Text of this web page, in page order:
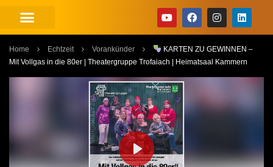
Home Echtzeit Vorankünder
KARTEN ZU GEWINNEN –
Mit Vollgas in die 80er | Theatergruppe Trofaiach | Heimatsaal Kammern
PLAY